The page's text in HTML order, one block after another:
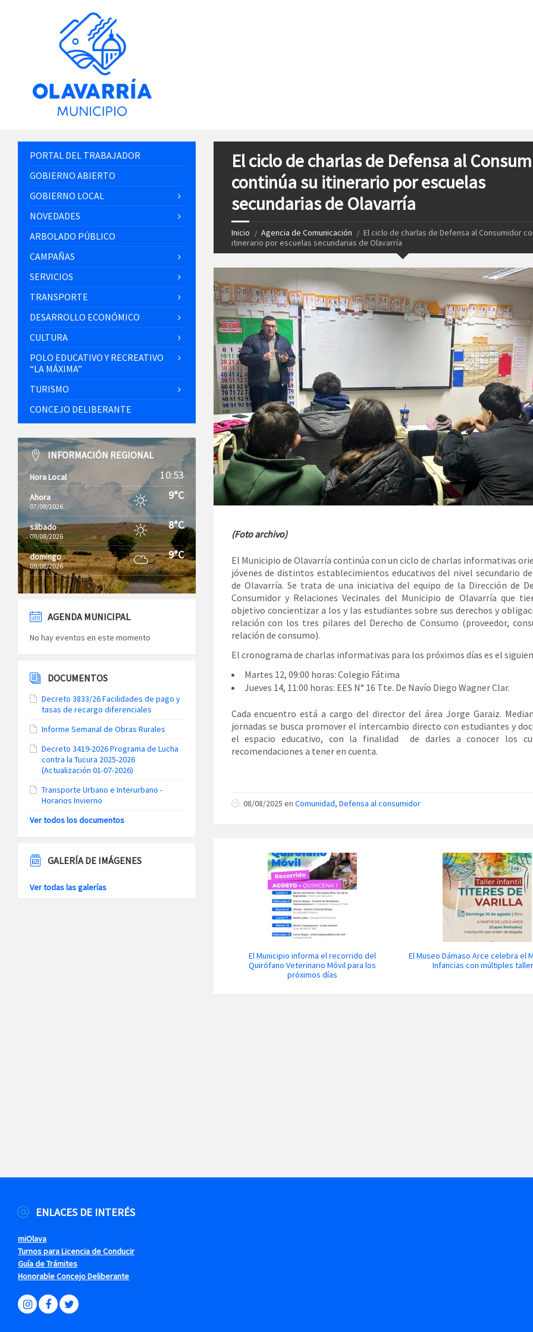
El ciclo de charlas de Defensa al
continúa su itinerario por escuelas
secundarias de Olavarría
Inicio Agencia de Comunicación
El ciclo de charlas de Defensa al Consumidor
itinerario por escuelas secundarias de Olavarría
(Foto archivo)
El Municipio de Olavarría continúa con un ciclo de charlas informativas
jóvenes de distintos establecimientos educativos del nivel secundario
de Olavarría. Se trata de una iniciativa del equipo de la Dirección de
Consumidor y Relaciones Vecinales del Municipio de Olavarría que
objetivo concientizar a los y las estudiantes sobre sus derechos y
relación con los tres pilares del Derecho de Consumo (proveedor,
relación de consumo).
El cronograma de charlas informativas para los próximos días es el
Martes 12, 09:00 horas: Colegio Fátima
Jueves 14, 11:00 horas: EES N° 16 Tte. De Navío Diego Wagner Clar.
Cada encuentro está a cargo del director del área Jorge Garaiz.
jornadas se busca promover el intercambio directo con estudiantes y
el espacio educativo, con la finalidad de darles a conocer los
recomendaciones a tener en cuenta.
08/08/2025 en Comunidad, Defensa al consumidor
El Municipio informa el recorrido del
Quirófano Veterinario Móvil para los
próximos días
El Museo Dámaso Arce celebra el
Infancias con múltiples
PORTAL DEL TRABAJADOR
GOBIERNO ABIERTO
GOBIERNO LOCAL
NOVEDADES
ARBOLADO PÚBLICO
CAMPAÑAS
SERVICIOS
TRANSPORTE
DESARROLLO ECONÓMICO
CULTURA
POLO EDUCATIVO Y RECREATIVO
“LA MÁXIMA”
TURISMO
CONCEJO DELIBERANTE
INFORMACIÓN REGIONAL
Hora Local 10:53
Ahora
07/08/2026
9°C
sábado
08/08/2026
8°C
domingo
09/08/2026
9°C
AGENDA MUNICIPAL
No hay eventos en este momento
DOCUMENTOS
Decreto 3833/26 Facilidades de pago y
tasas de recargo diferenciales
Informe Semanal de Obras Rurales
Decreto 3419-2026 Programa de Lucha
contra la Tucura 2025-2026
(Actualización 01-07-2026)
Transporte Urbano e Interurbano -
Horarios Invierno
Ver todos los documentos
GALERÍA DE IMÁGENES
Ver todas las galerías
ENLACES DE INTERÉS
miOlava
Turnos para Licencia de Conducir
Guía de Trámites
Honorable Concejo Deliberante